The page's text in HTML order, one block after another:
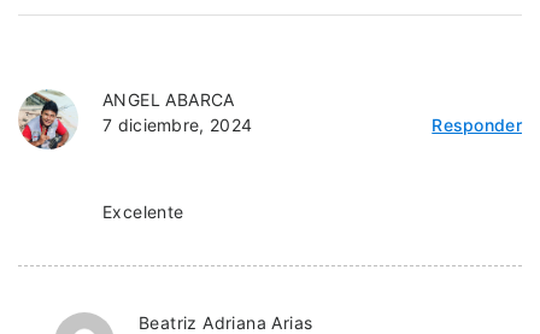
ANGEL ABARCA
7 diciembre, 2024
Responder
Excelente
Beatriz Adriana Arias